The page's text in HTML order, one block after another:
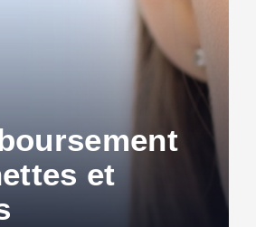
et